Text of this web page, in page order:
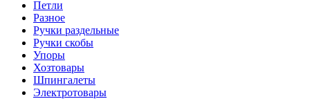
Петли
Разное
Ручки раздельные
Ручки скобы
Упоры
Хозтовары
Шпингалеты
Электротовары